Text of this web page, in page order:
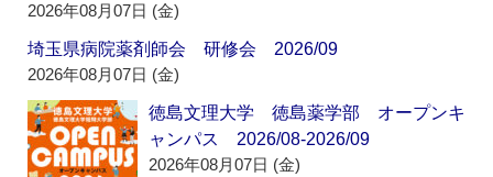
2026年08月07日 (金)
埼玉県病院薬剤師会 研修会 2026/09
2026年08月07日 (金)
徳島文理大学 徳島薬学部 オープンキ
ャンパス 2026/08-2026/09
2026年08月07日 (金)